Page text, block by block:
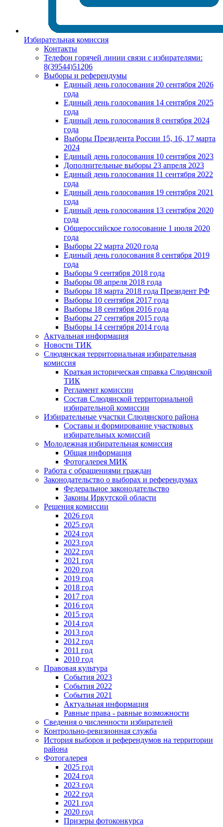
Избирательная комиссия
Контакты
Телефон горячей линии связи с избирателями:
8(39544)51206
Выборы и референдумы
Единый день голосования 20 сентября 2026
года
Единый день голосования 14 сентября 2025
года
Единый день голосования 8 сентября 2024
года
Выборы Президента России 15, 16, 17 марта
2024
Единый день голосования 10 сентября 2023
Дополнительные выборы 23 апреля 2023
Единый день голосования 11 сентября 2022
года
Единый день голосования 19 сентября 2021
года
Единый день голосования 13 сентября 2020
года
Общероссийское голосование 1 июля 2020
года
Выборы 22 марта 2020 года
Единый день голосования 8 сентября 2019
года
Выборы 9 сентября 2018 года
Выборы 08 апреля 2018 года
Выборы 18 марта 2018 года Президент РФ
Выборы 10 сентября 2017 года
Выборы 18 сентября 2016 года
Выборы 27 сентября 2015 года
Выборы 14 сентября 2014 года
Актуальная информация
Новости ТИК
Слюдянская территориальная избирательная
комиссия
Краткая историческая справка Слюдянской
ТИК
Регламент комиссии
Состав Слюдянской территориальной
избирательной комиссии
Избирательные участки Слюдянского района
Составы и формирование участковых
избирательных комиссий
Молодежная избирательная комиссия
Общая информация
Фотогалерея МИК
Работа с обращениями граждан
Законодательство о выборах и референдумах
Федеральное законодательство
Законы Иркутской области
Решения комиссии
2026 год
2025 год
2024 год
2023 год
2022 год
2021 год
2020 год
2019 год
2018 год
2017 год
2016 год
2015 год
2014 год
2013 год
2012 год
2011 год
2010 год
Правовая культура
События 2023
События 2022
События 2021
Актуальная информация
Равные права - равные возможности
Сведения о численности избирателей
Контрольно-ревизионная служба
История выборов и референдумов на территории
района
Фотогалерея
2025 год
2024 год
2023 год
2022 год
2021 год
2020 год
Призеры фотоконкурса